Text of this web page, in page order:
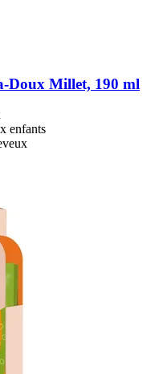
​Doux Millet, 190 ml
enfants